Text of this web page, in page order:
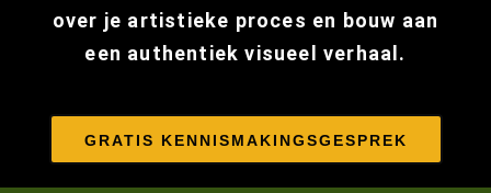
over je artistieke proces en bouw aan
een authentiek visueel verhaal.
GRATIS KENNISMAKINGSGESPREK